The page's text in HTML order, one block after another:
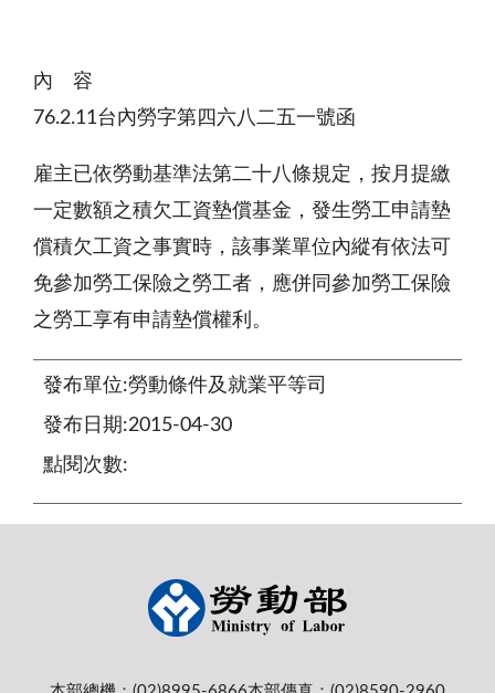
內 容
76.2.11台內勞字第四六八二五一號函
雇主已依勞動基準法第二十八條規定，按月提繳
一定數額之積欠工資墊償基金，發生勞工申請墊
償積欠工資之事實時，該事業單位內縱有依法可
免參加勞工保險之勞工者，應併同參加勞工保險
之勞工享有申請墊償權利。
發布單位:勞動條件及就業平等司
發布日期:2015-04-30
點閱次數: